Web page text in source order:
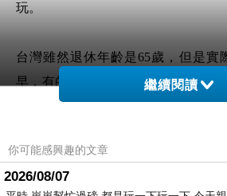
玩。
台灣雖然退休年齡是65歲，但是實
早，有的是因為退休制度有利於提
出狀況而被迫提前離開職場。但是無
或更依賴另一半，而且大腦與肢體的
就是因為降低了勞動或是大腦的刺激
繼續閱讀
你可能感興趣的文章
2026/08/07